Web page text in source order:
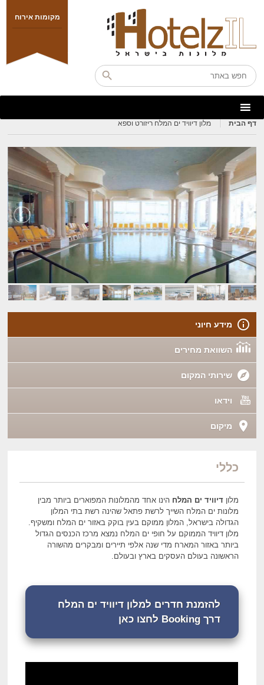
מקומות אירוח
דף הבית מלון דיוויד ים המלח ריזורט וספא
מידע חיוני
השוואת מחירים
שירותי המקום
וידאו
מיקום
כללי
מלוןדיוויד ים המלח הינו אחד מהמלונות המפוארים ביותר מבין
מלונות ים המלח השייך לרשת פתאל שהינה רשת בתי המלון
הגדולה בישראל, המלון ממוקם בעין בוקק באזור ים המלח ומשקיף.
מלון דיוויד הממוקם על חופי ים המלח נמצא מרכז הכנסים הגדול
ביותר באזור המארח מדי שנה אלפי תיירים ומבקרים מהשורה
הראשונה בעולם העסקים בארץ ובעולם.
להזמנת חדרים למלון דיוויד ים המלח
דרך Booking לחצו כאן